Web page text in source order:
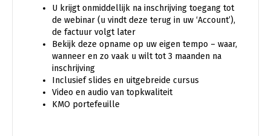
U krijgt onmiddellijk na inschrijving toegang tot
de webinar (u vindt deze terug in uw ‘Account’),
de factuur volgt later
Bekijk deze opname op uw eigen tempo – waar,
wanneer en zo vaak u wilt tot 3 maanden na
inschrijving
Inclusief slides en uitgebreide cursus
Video en audio van topkwaliteit
KMO portefeuille